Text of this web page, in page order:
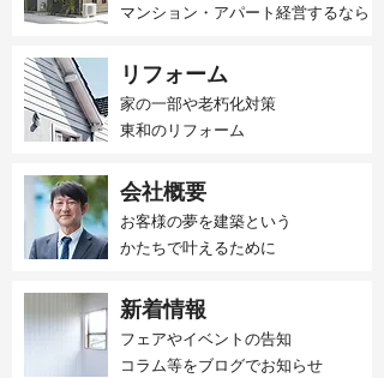
マンション・アパート経営するなら
リフォーム
家の一部や老朽化対策
東和のリフォーム
会社概要
お客様の夢を建築という
かたちで叶えるために
新着情報
フェアやイベントの告知
​コラム等をブログでお知らせ